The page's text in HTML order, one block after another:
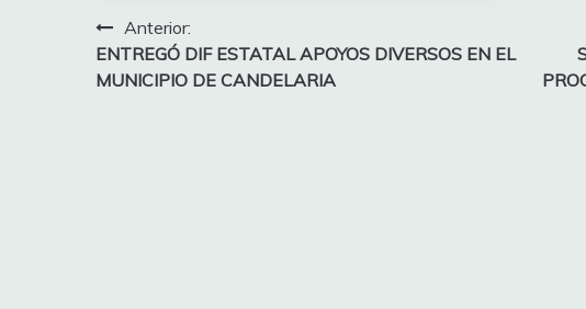
Navegación
de
Anterior:
ENTREGÓ DIF ESTATAL APOYOS DIVERSOS EN EL
MUNICIPIO DE CANDELARIA